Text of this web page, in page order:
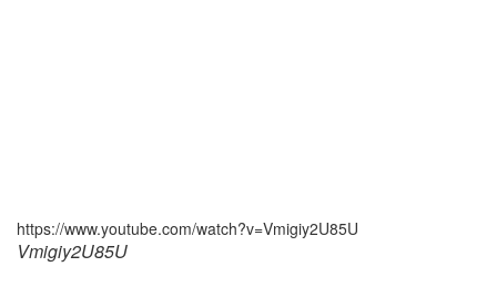
https://www.youtube.com/watch?v=Vmigiy2U85U
Vmigiy2U85U